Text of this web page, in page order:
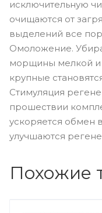
исключительную
очищаются от
выделений все
Омоложение.
морщины мелкой и
крупные
Стимуляция
прошествии
ускоряется обмен
улучшаются
Похожие